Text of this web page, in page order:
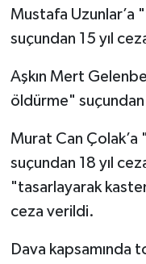
Mustafa Uzunlar’a
suçundan 15 yıl
Aşkın Mert
öldürme" suçundan
Murat Can
suçundan 18 yıl
"tasarlayarak
ceza verildi.
Dava kapsamında